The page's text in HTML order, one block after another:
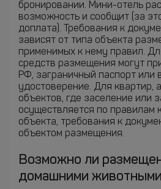
бронировании. Мини-отель
возможность и сообщит (за
доплата). Требования к
зависят от типа объекта
применимых к нему правил.
средств размещения могут
РФ, заграничный паспорт или
удостоверение. Для квартир,
объектов, где заселение или
осуществляется по правилам
объекта, требования к
объектом размещения.
Возможно ли
домашними